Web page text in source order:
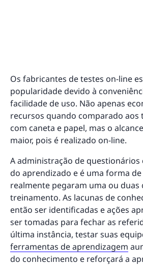
Os fabricantes de testes on-line
popularidade devido à
facilidade de uso. Não apenas
recursos quando comparado aos
com caneta e papel, mas o
maior, pois é realizado on-line.
A administração de questionários
do aprendizado e é uma forma
realmente pegaram uma ou duas
treinamento. As lacunas de
então ser identificadas e ações
ser tomadas para fechar as
última instância, testar suas
ferramentas de aprendizagem
do conhecimento e reforçará a